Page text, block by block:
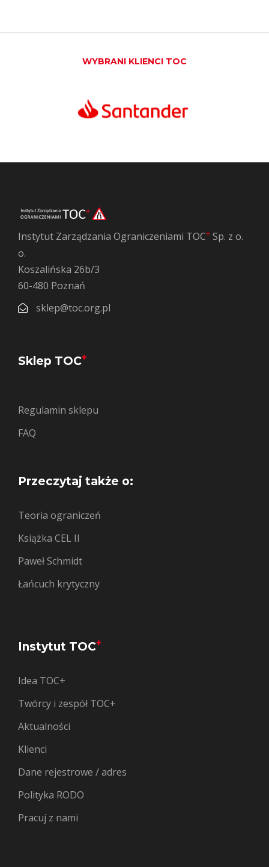
WYBRANI KLIENCI TOC
Instytut Zarządzania Ograniczeniami TOC+ Sp. z o.
o.
Koszalińska 26b/3
60-480 Poznań
sklep@toc.org.pl
Sklep TOC+
Regulamin sklepu
FAQ
Przeczytaj także o:
Teoria ograniczeń
Książka CEL II
Paweł Schmidt
Łańcuch krytyczny
Instytut TOC+
Idea TOC+
Twórcy i zespół TOC+
Aktualności
Klienci
Dane rejestrowe / adres
Polityka RODO
Pracuj z nami